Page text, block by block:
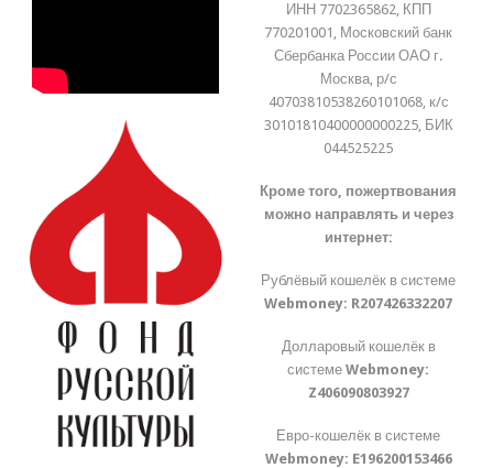
ИНН 7702365862, КПП
770201001, Московский банк
Сбербанка России ОАО г.
Москва, р/с
40703810538260101068, к/с
30101810400000000225, БИК
044525225
Кроме того, пожертвования
можно направлять и через
интернет:
Рублёвый кошелёк в системе
Webmoney: R207426332207
Долларовый кошелёк в
системеWebmoney:
Z406090803927
Евро-кошелёк в системе
Webmoney: E196200153466